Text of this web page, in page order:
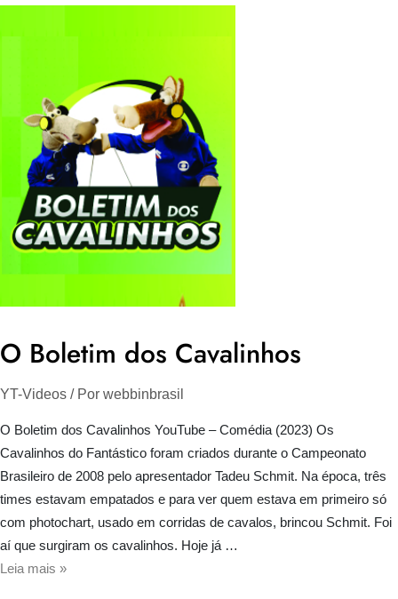
música.
O Boletim dos Cavalinhos
YT-Videos / Por webbinbrasil
O Boletim dos Cavalinhos YouTube – Comédia (2023) Os
Cavalinhos do Fantástico foram criados durante o Campeonato
Brasileiro de 2008 pelo apresentador Tadeu Schmit. Na época, três
times estavam empatados e para ver quem estava em primeiro só
com photochart, usado em corridas de cavalos, brincou Schmit. Foi
aí que surgiram os cavalinhos. Hoje já …
O
Leia mais »